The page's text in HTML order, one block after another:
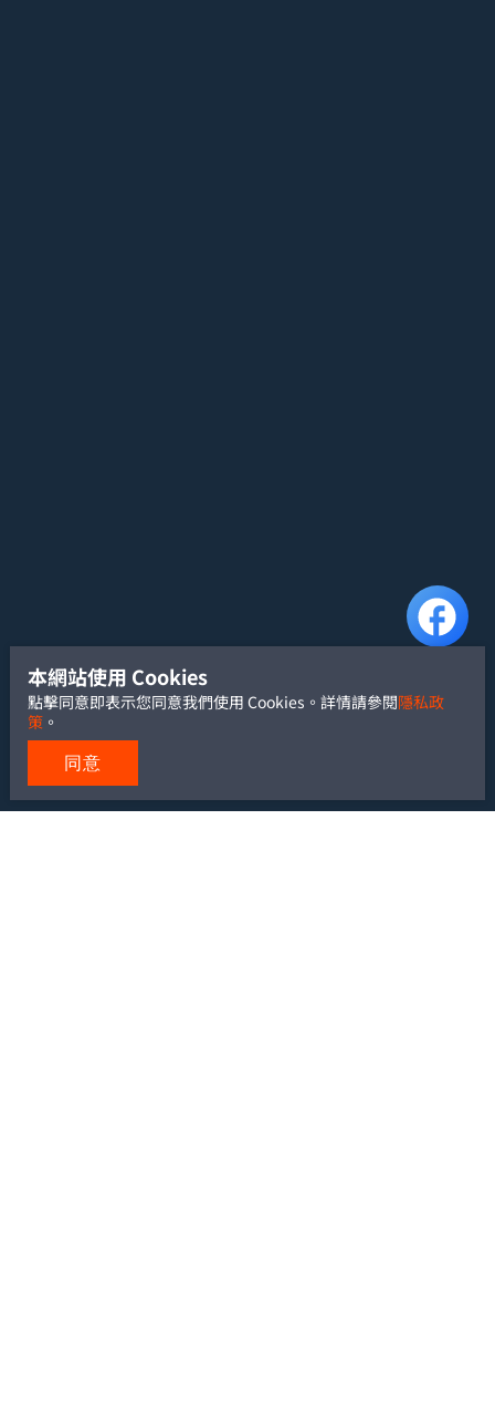
本網站使用 Cookies
點擊同意即表示您同意我們使用 Cookies。詳情請參閱隱私政
策。
同意